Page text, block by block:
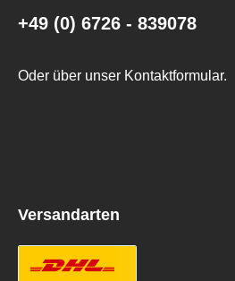
+49 (0) 6726 - 839078
Oder über unser Kontaktformular.
Versandarten